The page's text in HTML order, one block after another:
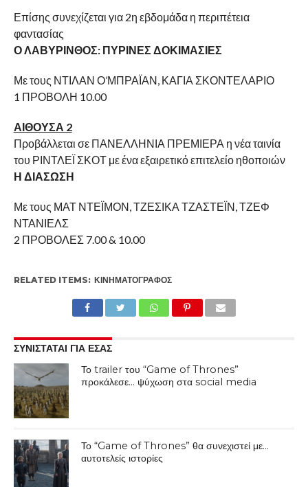
Επίσης συνεχίζεται για 2η εβδομάδα η περιπέτεια
φαντασίας
Ο ΛΑΒΥΡΙΝΘΟΣ: ΠΥΡΙΝΕΣ ΔΟΚΙΜΑΣΙΕΣ
Με τους ΝΤΙΛΑΝ Ο’ΜΠΡΑΪΑΝ, ΚΑΓΙΑ ΣΚΟΝΤΕΛΑΡΙΟ
1 ΠΡΟΒΟΛΗ 10.00
ΑΙΘΟΥΣΑ 2
Προβάλλεται σε ΠΑΝΕΛΛΗΝΙΑ ΠΡΕΜΙΕΡΑ η νέα ταινία
του ΡΙΝΤΛΕΪ ΣΚΟΤ με ένα εξαιρετικό επιτελείο ηθοποιών
Η ΔΙΑΣΩΣΗ
Με τους ΜΑΤ ΝΤΕΪΜΟΝ, ΤΖΕΣΙΚΑ ΤΖΑΣΤΕΪΝ, ΤΖΕΦ
ΝΤΑΝΙΕΛΣ
2 ΠΡΟΒΟΛΕΣ 7.00 & 10.00
RELATED ITEMS: ΚΙΝΗΜΑΤΟΓΡΆΦΟΣ
ΣΥΝΙΣΤΑΤΑΙ ΓΙΑ ΕΣΑΣ
Το trailer του “Game of Thrones”
προκάλεσε… ψύχωση στα social media
Το “Game of Thrones” θα συνεχιστεί με…
αυτοτελείς ιστορίες